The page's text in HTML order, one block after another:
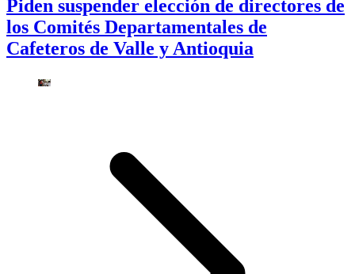
Piden suspender elección de directores de
los Comités Departamentales de
Cafeteros de Valle y Antioquia